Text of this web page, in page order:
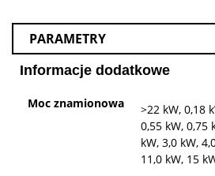
PARAMETRY
Informacje dodatkowe
Moc znamionowa
>22 kW, 0,18
0,55 kW, 0,75
kW, 3,0 kW,
11,0 kW, 15